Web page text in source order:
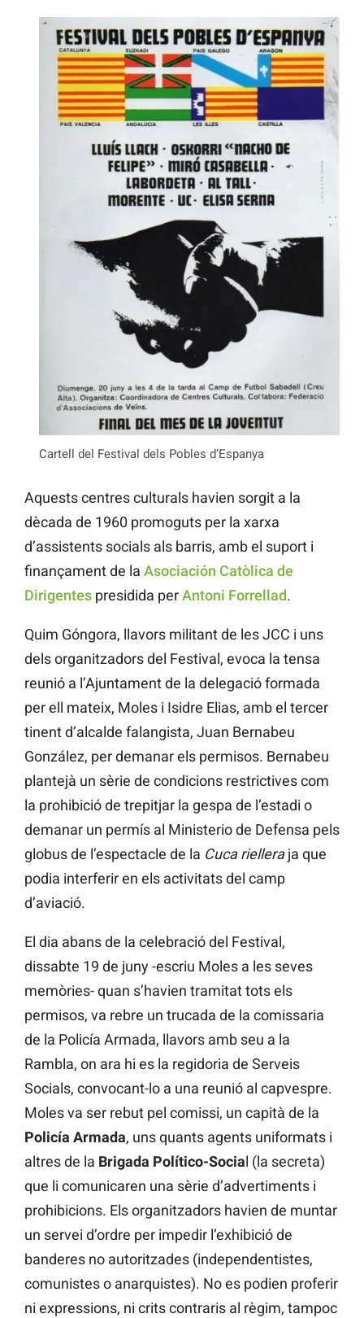
Cartell del Festival dels Pobles d’Espanya
Aquests centres culturals havien sorgit a la
dècada de 1960 promoguts per la xarxa
d’assistents socials als barris, amb el suport i
finançament de la Asociación Catòlica de
Dirigentes presidida perAntoni Forrellad.
Quim Góngora, llavors militant de les JCC i uns
dels organitzadors del Festival, evoca la tensa
reunió a l’Ajuntament de la delegació formada
per ell mateix, Moles i Isidre Elias, amb el tercer
tinent d’alcalde falangista, Juan Bernabeu
González, per demanar els permisos. Bernabeu
plantejà un sèrie de condicions restrictives com
la prohibició de trepitjar la gespa de l’estadi o
demanar un permís al Ministerio de Defensa pels
globus de l’espectacle de la Cuca rielleraja que
podia interferir en els activitats del camp
d’aviació.
El dia abans de la celebració del Festival,
dissabte 19 de juny -escriu Moles a les seves
memòries- quan s’havien tramitat tots els
permisos, va rebre un trucada de la comissaria
de la Policía Armada, llavors amb seu a la
Rambla, on ara hi es la regidoria de Serveis
Socials, convocant-lo a una reunió al capvespre.
Moles va ser rebut pel comissi, un capità de la
Policía Armada, uns quants agents uniformats i
altres de la Brigada Político-Social (la secreta)
que li comunicaren una sèrie d’advertiments i
prohibicions. Els organitzadors havien de muntar
un servei d’ordre per impedir l’exhibició de
banderes no autoritzades (independentistes,
comunistes o anarquistes). No es podien proferir
ni expressions, ni crits contraris al règim, tampoc